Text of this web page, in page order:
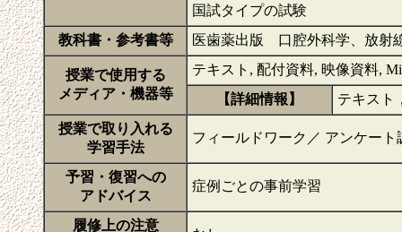
国試タイプの試験
教科書・参考書等
医歯薬出版 口腔外科学、放射
授業で使用する
メディア・機器等
テキスト, 配付資料, 映像資料,
【詳細情報】
テキスト
授業で取り入れる
学習手法
フィールドワーク／ アンケー
予習・復習への
アドバイス
症例ごとの事前学習
履修上の注意